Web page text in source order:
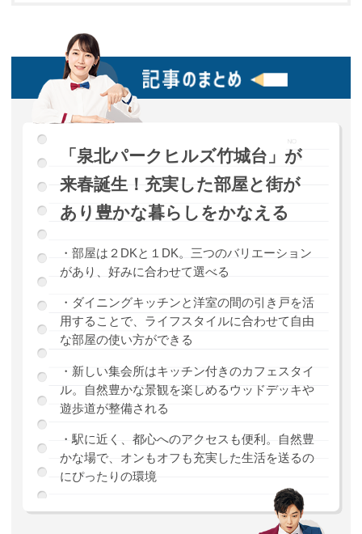
「泉北パークヒルズ竹城台」が
来春誕生！充実した部屋と街が
あり豊かな暮らしをかなえる
・部屋は２DKと１DK。三つのバリエーション
があり、好みに合わせて選べる
・ダイニングキッチンと洋室の間の引き戸を活
用することで、ライフスタイルに合わせて自由
な部屋の使い方ができる
・新しい集会所はキッチン付きのカフェスタイ
ル。自然豊かな景観を楽しめるウッドデッキや
遊歩道が整備される
・駅に近く、都心へのアクセスも便利。自然豊
かな場で、オンもオフも充実した生活を送るの
にぴったりの環境